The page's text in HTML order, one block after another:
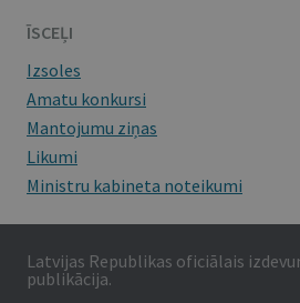
ĪSCEĻI
Izsoles
Amatu konkursi
Mantojumu ziņas
Likumi
Ministru kabineta noteikumi
Latvijas Republikas oficiālais
publikācija.